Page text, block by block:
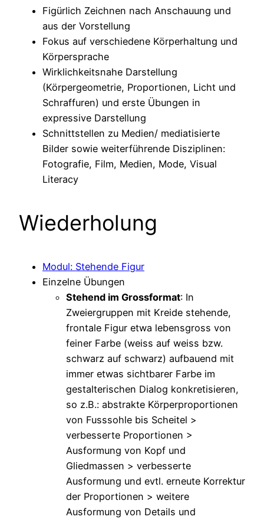
Figürlich Zeichnen nach Anschauung und
aus der Vorstellung
Fokus auf verschiedene Körperhaltung und
Körpersprache
Wirklichkeitsnahe Darstellung
(Körpergeometrie, Proportionen, Licht und
Schraffuren) und erste Übungen in
expressive Darstellung
Schnittstellen zu Medien/ mediatisierte
Bilder sowie weiterführende Disziplinen:
Fotografie, Film, Medien, Mode, Visual
Literacy
Wiederholung
Modul: Stehende Figur
Einzelne Übungen
Stehend im Grossformat: In
Zweiergruppen mit Kreide stehende,
frontale Figur etwa lebensgross von
feiner Farbe (weiss auf weiss bzw.
schwarz auf schwarz) aufbauend mit
immer etwas sichtbarer Farbe im
gestalterischen Dialog konkretisieren,
so z.B.: abstrakte Körperproportionen
von Fusssohle bis Scheitel >
verbesserte Proportionen >
Ausformung von Kopf und
Gliedmassen > verbesserte
Ausformung und evtl. erneute Korrektur
der Proportionen > weitere
Ausformung von Details und